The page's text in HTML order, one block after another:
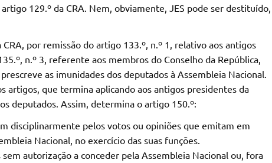
129.º da CRA. Nem, obviamente, JES pode ser destituído,
por remissão do artigo 133.º, n.º 1, relativo aos antigos
n.º 3, referente aos membros do Conselho da República,
as imunidades dos deputados à Assembleia Nacional.
artigos, que termina aplicando aos antigos presidentes da
deputados. Assim, determina o artigo 150.º:
disciplinarmente pelos votos ou opiniões que emitam em
Nacional, no exercício das suas funções.
autorização a conceder pela Assembleia Nacional ou, fora